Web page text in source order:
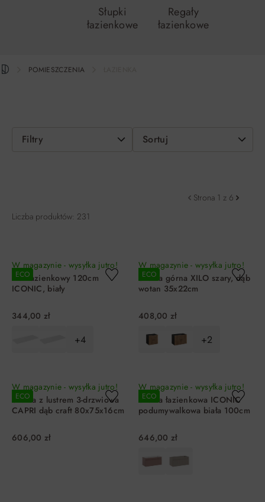
Słupki
łazienkowe
Regały
łazienkowe
POMIESZCZENIA
Filtry Sortuj
Liczba produktów: 231
Strona 1 z 6
ECO
W magazynie - wysyłka jutro!
Blat łazienkowy 120cm
ICONIC, biały
344,00 zł
+4
ECO
W magazynie - wysyłka jutro!
Szafka górna XILO szary, dąb
wotan 35x22cm
408,00 zł
+2
ECO
W magazynie - wysyłka jutro!
Szafka z lustrem 3-drzwiowa
CAPRI dąb craft 80x75x16cm
606,00 zł
ECO
W magazynie - wysyłka jutro!
Szafka łazienkowa ICONIC
podumywalkowa biała 100cm
646,00 zł